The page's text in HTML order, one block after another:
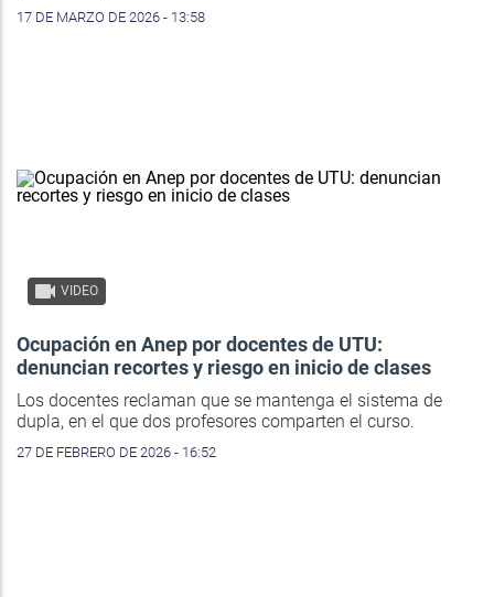
17 DE MARZO DE 2026 - 13:58
VIDEO
Ocupación en Anep por docentes de UTU:
denuncian recortes y riesgo en inicio de clases
Los docentes reclaman que se mantenga el sistema de
dupla, en el que dos profesores comparten el curso.
27 DE FEBRERO DE 2026 - 16:52